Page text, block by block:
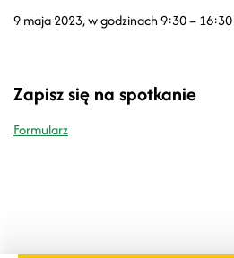
9 maja 2023, w godzinach 9:30 – 16:30
Zapisz się na spotkanie
Formularz